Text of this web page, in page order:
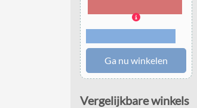
Voorwaarden en
Ga nu winkelen
Vergelijkbare winkels